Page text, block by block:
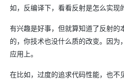
如，反编译下，看看反射是怎么实现
有兴趣是好事，但就算知道了反射的
的，你技术也没什么质的改变。因为
应用上。
在比如，过度的追求代码性能，也不